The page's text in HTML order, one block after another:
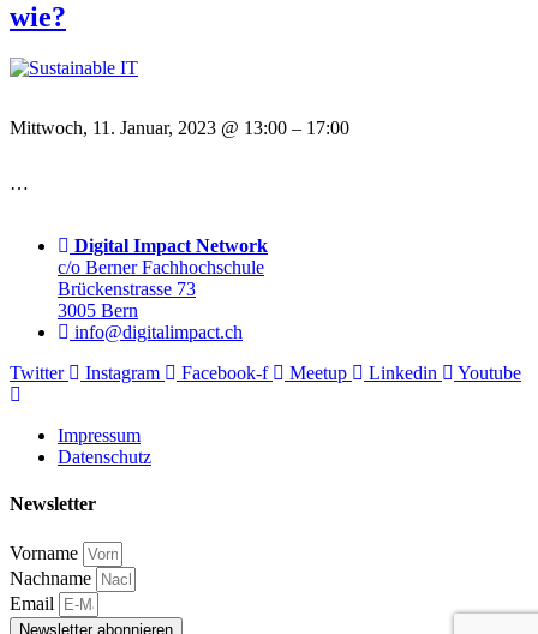
wie?
Mittwoch, 11. Januar, 2023 @ 13:00 – 17:00
…
Digital Impact Network
c/o Berner Fachhochschule
Brückenstrasse 73
3005 Bern
info@digitalimpact.ch
Twitter
Instagram Facebook-f Meetup Linkedin Youtube
Impressum
Datenschutz
Newsletter
Vorname
Nachname
Email
Newsletter abonnieren